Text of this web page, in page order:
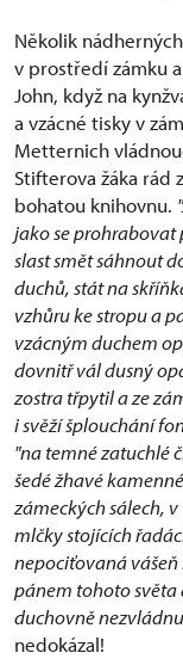
Několik
v prostředí zámku
John, když na
a vzácné tisky v
Metternich
Stifterova žáka
bohatou knihovnu.
jako se prohrabovat
slast smět sáhnout
duchů, stát na
vzhůru ke stropu a
vzácným duchem
dovnitř vál dusný
zostra třpytil a ze
i svěží šplouchání
"na temné zatuchlé
šedé žhavé
zámeckých sálech,
mlčky stojících
nepociťovaná
pánem tohoto světa
duchovně
nedokázal!